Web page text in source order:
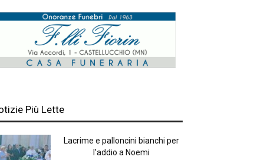
Più Lette
Lacrime e palloncini bianchi per
l’addio a Noemi